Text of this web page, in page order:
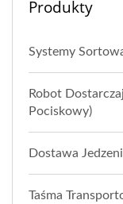
Produkty
Systemy
Robot
Pociskowy)
Dostawa
Taśma